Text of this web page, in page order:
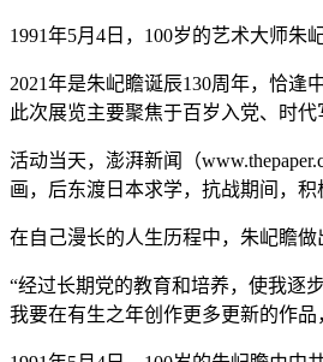
1991年5月4日，100岁的艺术大师朱
2021年是朱屺瞻诞辰130周年，恰
此次展览主要聚焦于百岁入党、时
活动当天，澎湃新闻（
画，后东渡日本求学，抗战期间，
在自己漫长的人生历程中，朱屺瞻做
“经过长期党的教育和培养，使我逐
我要在有生之年创作更多更新的作品